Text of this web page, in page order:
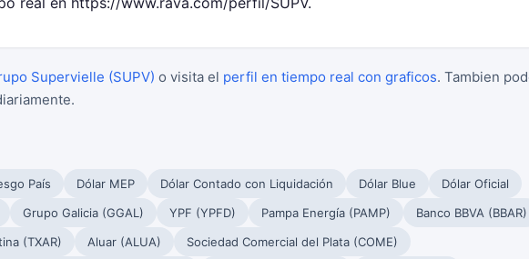
Supervielle (SUPV) o visita el perfil en tiempo real con graficos. Tambien
País Dólar MEP Dólar Contado con Liquidación Dólar Blue
Dólar Oficial
Grupo Galicia (GGAL) YPF (YPFD) Pampa Energía (PAMP)
Banco BBVA (BBAR)
(TXAR) Aluar (ALUA) Sociedad Comercial del Plata (COME)